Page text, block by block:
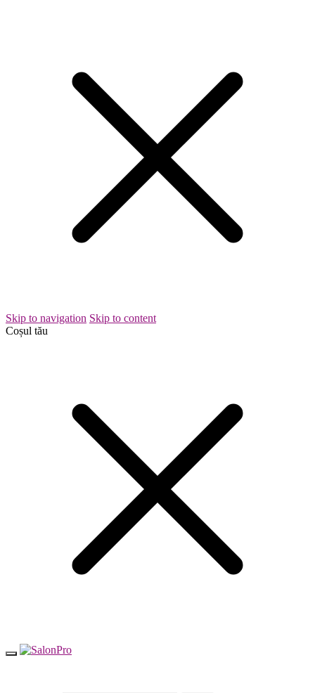
Skip to navigation Skip to content
Coșul tău